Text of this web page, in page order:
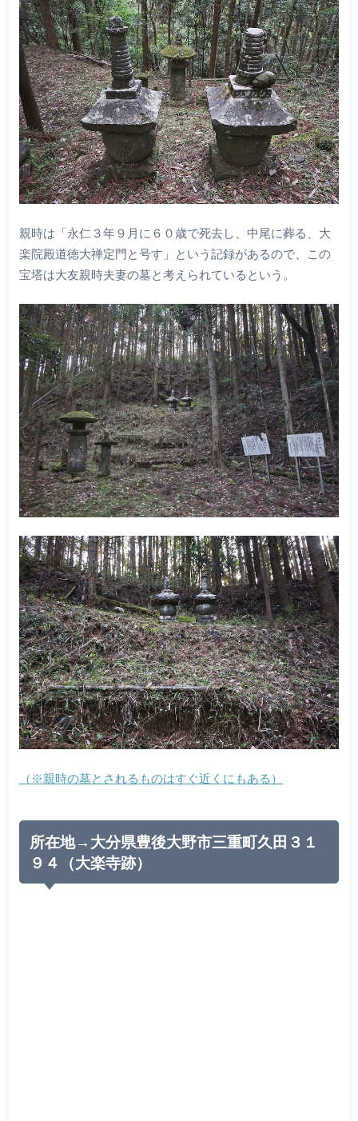
親時は「永仁３年９月に６０歳で死去し、中尾に葬る、大
楽院殿道徳大禅定門と号す」という記録があるので、この
宝塔は大友親時夫妻の墓と考えられているという。
（※親時の墓とされるものはすぐ近くにもある）
所在地→大分県豊後大野市三重町久田３１
９４（大楽寺跡）